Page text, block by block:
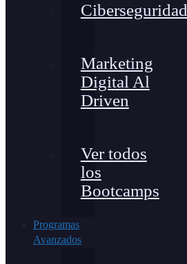
Ciberseguridad
Marketing
Digital Al
Driven
Ver todos
los
Bootcamps
Programas
Avanzados